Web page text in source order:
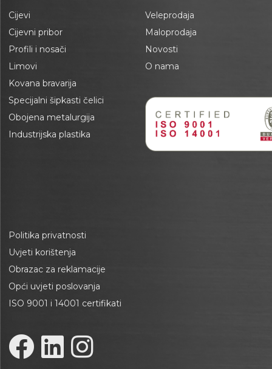
Cijevi
Cijevni pribor
Profili i nosači
Limovi
Kovana bravarija
Specijalni šipkasti čelici
Obojena metalurgija
Industrijska plastika
Veleprodaja
Maloprodaja
Novosti
O nama
Politika privatnosti
Uvjeti korištenja
Obrazac za reklamacije
Opći uvjeti poslovanja
ISO 9001 i 14001 certifikati